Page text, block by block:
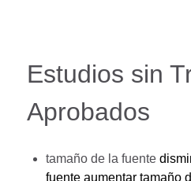
Estudios sin
Aprobados
tamaño de la fuente
fuente aumentar tamaño